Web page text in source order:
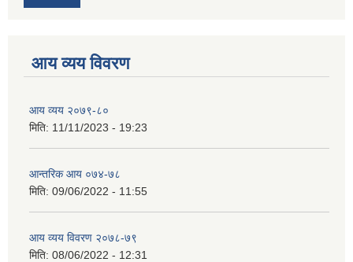
आय व्यय विवरण
आय व्यय २०७९-८०
मिति: 11/11/2023 - 19:23
आन्तरिक आय ०७४-७८
मिति: 09/06/2022 - 11:55
आय व्यय विवरण २०७८-७९
मिति: 08/06/2022 - 12:31